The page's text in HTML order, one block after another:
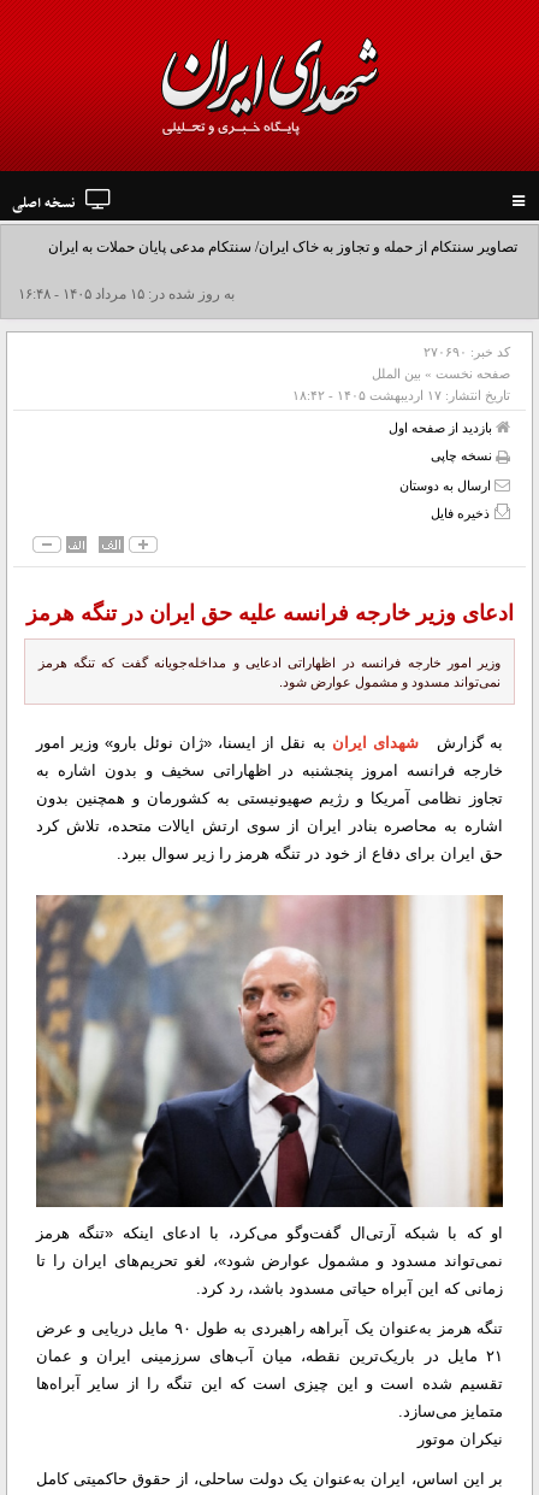
navigation
نسخه اصلی
تصاویر سنتکام از حمله و تجاوز به خاک ایران/ سنتکام مدعی پایان حملات به ایران
شد+فیلم به روز شده در: ۱۵ مرداد ۱۴۰۵ - ۱۶:۴۸
کد خبر: ۲۷۰۶۹۰
صفحه نخست » بین الملل
تاریخ انتشار: ۱۷ ارديبهشت ۱۴۰۵ - ۱۸:۴۲
بازدید از صفحه اول
نسخه چاپی
ارسال به دوستان
ذخیره فایل
ادعای وزیر خارجه فرانسه علیه حق ایران در تنگه هرمز
وزیر امور خارجه فرانسه در اظهاراتی ادعایی و مداخله‌جویانه گفت که تنگه هرمز
نمی‌تواند مسدود و مشمول عوارض شود.
به گزارششهدای ایران به نقل از ایسنا، «ژان نوئل بارو» وزیر امور
خارجه فرانسه امروز پنجشنبه در اظهاراتی سخیف و بدون اشاره به
تجاوز نظامی آمریکا و رژیم صهیونیستی به کشورمان و همچنین بدون
اشاره به محاصره بنادر ایران از سوی ارتش ایالات متحده، تلاش کرد
حق ایران برای دفاع از خود در تنگه هرمز را زیر سوال ببرد.
او که با شبکه آرتی‌ال گفت‌وگو می‌کرد، با ادعای اینکه «تنگه هرمز
نمی‌تواند مسدود و مشمول عوارض شود»، لغو تحریم‌های ایران را تا
زمانی که این آبراه حیاتی مسدود باشد، رد کرد.
تنگه هرمز به‌عنوان یک آبراهه راهبردی به طول ۹۰ مایل دریایی و عرض
۲۱ مایل در باریک‌ترین نقطه، میان آب‌های سرزمینی ایران و عمان
تقسیم شده است و این چیزی است که این تنگه را از سایر آبراه‌ها
متمایز می‌سازد.
نیکران موتور
بر این اساس، ایران به‌عنوان یک دولت ساحلی، از حقوق حاکمیتی کامل